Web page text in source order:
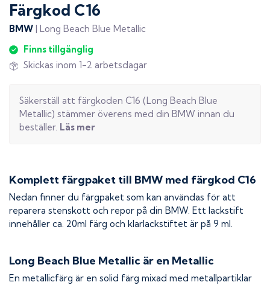
Färgkod C16
BMW | Long Beach Blue Metallic
Finns tillgänglig
Skickas inom 1-2 arbetsdagar
Säkerställ att färgkoden C16 (Long Beach Blue
Metallic) stämmer överens med din BMW innan du
beställer. Läs mer
Komplett färgpaket till BMW med färgkod C16
Nedan finner du färgpaket som kan användas för att
reparera stenskott och repor på din BMW. Ett lackstift
innehåller ca. 20ml färg och klarlackstiftet är på 9 ml.
Long Beach Blue Metallic är en Metallic
En metallicfärg är en solid färg mixad med metallpartiklar